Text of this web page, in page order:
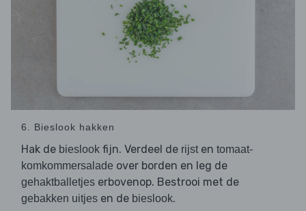
6. Bieslook hakken
Hak de bieslook fijn. Verdeel de rijsten tomaat-
komkommersalade over borden en leg de
gehaktballetjes erbovenop. Bestrooi met de
gebakken uitjes en de bieslook.